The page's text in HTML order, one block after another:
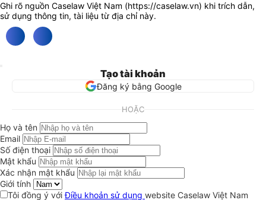
Ghi rõ nguồn Caselaw Việt Nam (https://caselaw.vn) khi trích dẫn,
sử dụng thông tin, tài liệu từ địa chỉ này.
Tạo tài khoản
Đăng ký bằng Google
HOẶC
Họ và tên
Email
Số điện thoại
Mật khẩu
Xác nhận mật khẩu
Giới tính
Tôi đồng ý vớiĐiều khoản sử dụng website Caselaw Việt Nam